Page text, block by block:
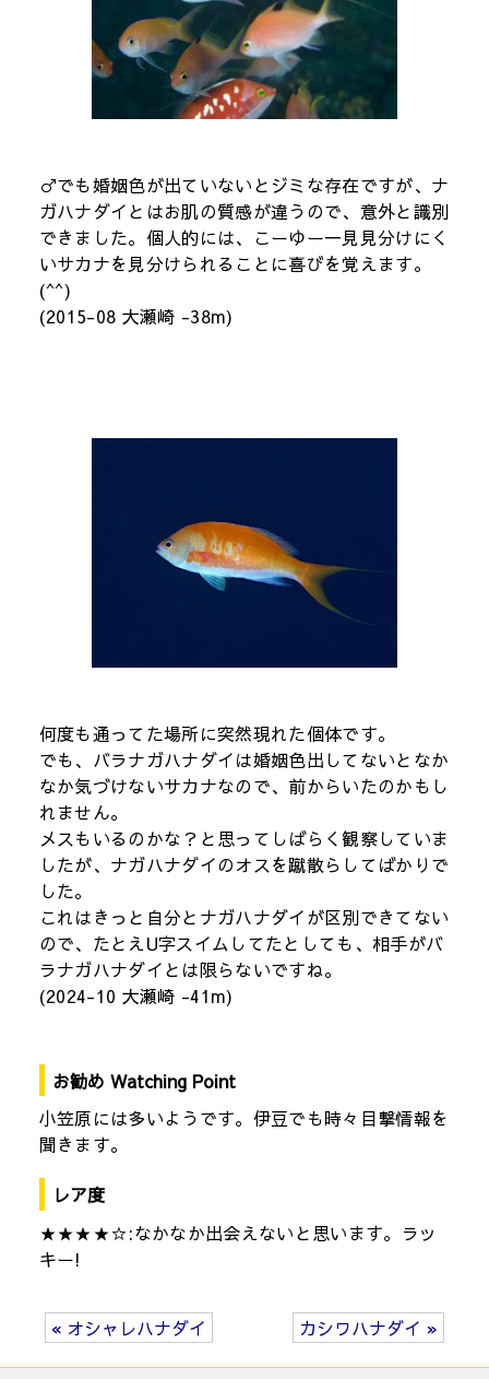
♂でも婚姻色が出ていないとジミな存在ですが、ナ
ガハナダイとはお肌の質感が違うので、意外と識別
できました。個人的には、こーゆー一見見分けにく
いサカナを見分けられることに喜びを覚えます。
(^^)
(2015-08 大瀬崎 -38m)
何度も通ってた場所に突然現れた個体です。
でも、バラナガハナダイは婚姻色出してないとなか
なか気づけないサカナなので、前からいたのかもし
れません。
メスもいるのかな？と思ってしばらく観察していま
したが、ナガハナダイのオスを蹴散らしてばかりで
した。
これはきっと自分とナガハナダイが区別できてない
ので、たとえU字スイムしてたとしても、相手がバ
ラナガハナダイとは限らないですね。
(2024-10 大瀬崎 -41m)
お勧め Watching Point
小笠原には多いようです。伊豆でも時々目撃情報を
聞きます。
レア度
★★★★☆:なかなか出会えないと思います。ラッ
キー!
« オシャレハナダイ カシワハナダイ »